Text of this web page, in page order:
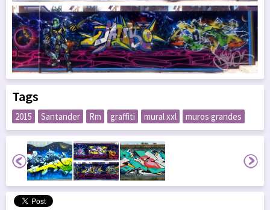
Tags
2015 Santander Rm graffiti mural xxl muros grandes